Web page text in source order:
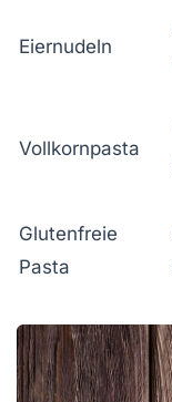
Eiernudeln
Vollkornpasta
Glutenfreie
Pasta